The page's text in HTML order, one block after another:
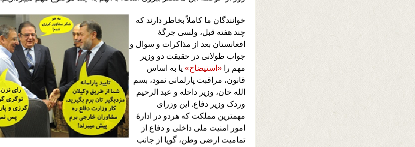
خوانندگان ما کاملاً بخاطر دارند که
چند هفته قبل، ولسی جرگۀ
افغانستان بعد از مذاکرات و سوال و
جواب طولانی در حقیقت دو وزیر
مهم را «استیضاح» یا به اساس
قانون، مراقبت پارلمانی نمود، بسم
الله خان، وزیر داخله و عبد الرحیم
وردک وزیر دفاع. این وزرای
مهمترین مملکت که هردو در ادارۀ
امور امنیت ملی داخلی و دفاع از
تمامیت ارضی وطن، گویا از جانب